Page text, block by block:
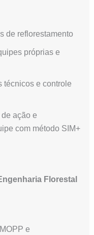
de reflorestamento
próprias e
técnicos e controle
ação e
com método SIM+
Florestal
e